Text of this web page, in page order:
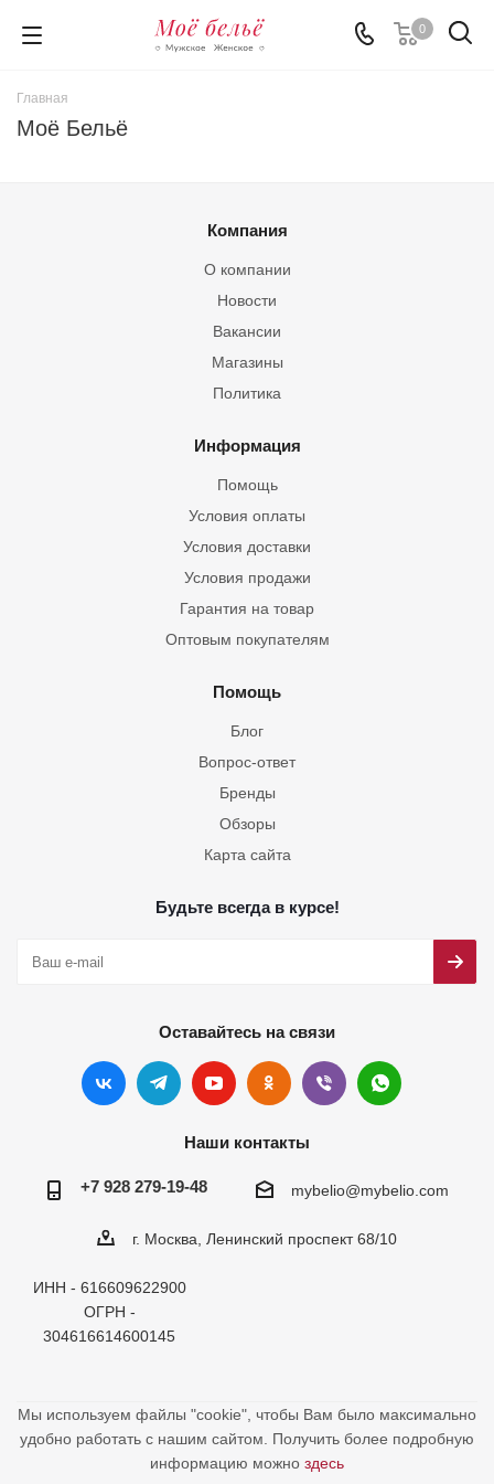
0
Главная
Моё Бельё
Компания
О компании
Новости
Вакансии
Магазины
Политика
Информация
Помощь
Условия оплаты
Условия доставки
Условия продажи
Гарантия на товар
Оптовым покупателям
Помощь
Блог
Вопрос-ответ
Бренды
Обзоры
Карта сайта
Будьте всегда в курсе!
Оставайтесь на связи
Наши контакты
+7 928 279-19-48 mybelio@mybelio.com
г. Москва, Ленинский проспект 68/10
ИНН - 616609622900
ОГРН -
304616614600145
Мы используем файлы "cookie", чтобы Вам было максимально
удобно работать с нашим сайтом. Получить более подробную
информацию можно здесь